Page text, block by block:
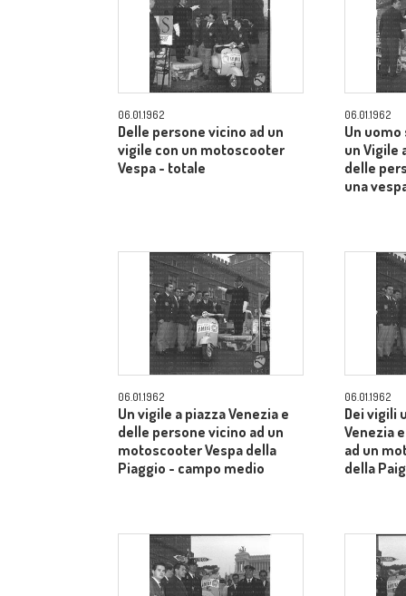
06.01.1962
Delle persone vicino ad un
vigile con un motoscooter
Vespa - totale
06.01.1962
Un
un Vigile
delle
una
06.01.1962
Un vigile a piazza Venezia e
delle persone vicino ad un
motoscooter Vespa della
Piaggio - campo medio
06.01.1962
Dei vigili
Venezia
ad un
della